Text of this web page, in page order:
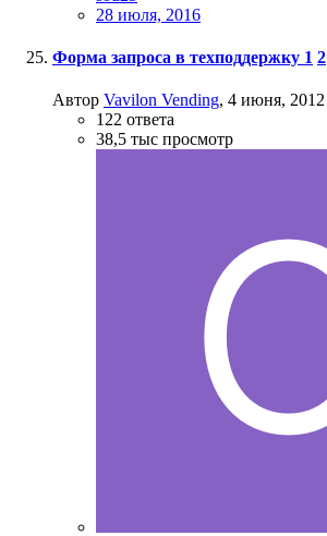
28 июля, 2016
Форма запроса в техподдержку 1 2
Автор Vavilon Vending, 4 июня, 2012
122 ответа
38,5 тыс просмотр